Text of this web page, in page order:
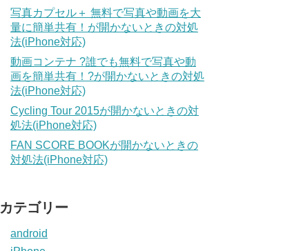
写真カプセル＋ 無料で写真や動画を大
量に簡単共有！が開かないときの対処
法(iPhone対応)
動画コンテナ ?誰でも無料で写真や動
画を簡単共有！?が開かないときの対処
法(iPhone対応)
Cycling Tour 2015が開かないときの対
処法(iPhone対応)
FAN SCORE BOOKが開かないときの
対処法(iPhone対応)
カテゴリー
android